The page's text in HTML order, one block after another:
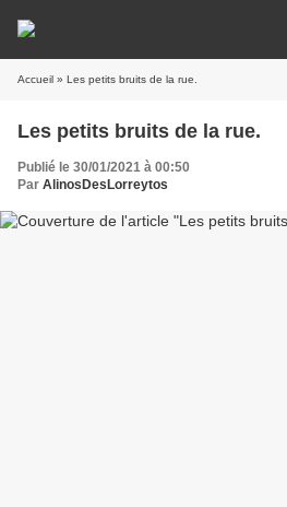
Accueil » Les petits bruits de la rue.
Les petits bruits de la rue.
Publié le 30/01/2021 à 00:50
Par AlinosDesLorreytos